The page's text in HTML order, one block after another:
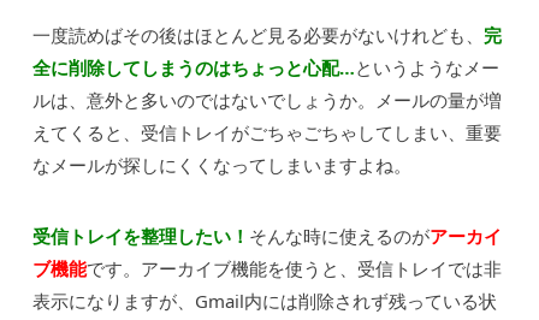
一度読めばその後はほとんど見る必要がないけれども、 完
全に削除してしまうのはちょっと心配…というようなメー
ルは、意外と多いのではないでしょうか。メールの量が増
えてくると、受信トレイがごちゃごちゃしてしまい、重要
なメールが探しにくくなってしまいますよね。
受信トレイを整理したい！ そんな時に使えるのがアーカイ
ブ機能です。アーカイブ機能を使うと、受信トレイでは非
表示になりますが、Gmail内には削除されず残っている状